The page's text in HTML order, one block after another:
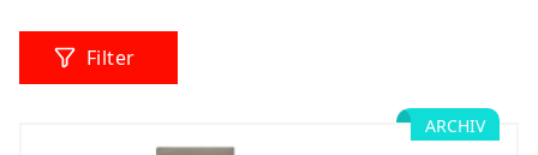
Filter
ARCHIV